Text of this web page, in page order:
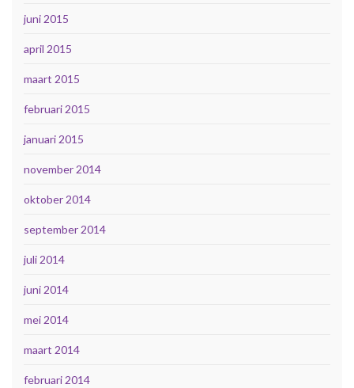
juni 2015
april 2015
maart 2015
februari 2015
januari 2015
november 2014
oktober 2014
september 2014
juli 2014
juni 2014
mei 2014
maart 2014
februari 2014